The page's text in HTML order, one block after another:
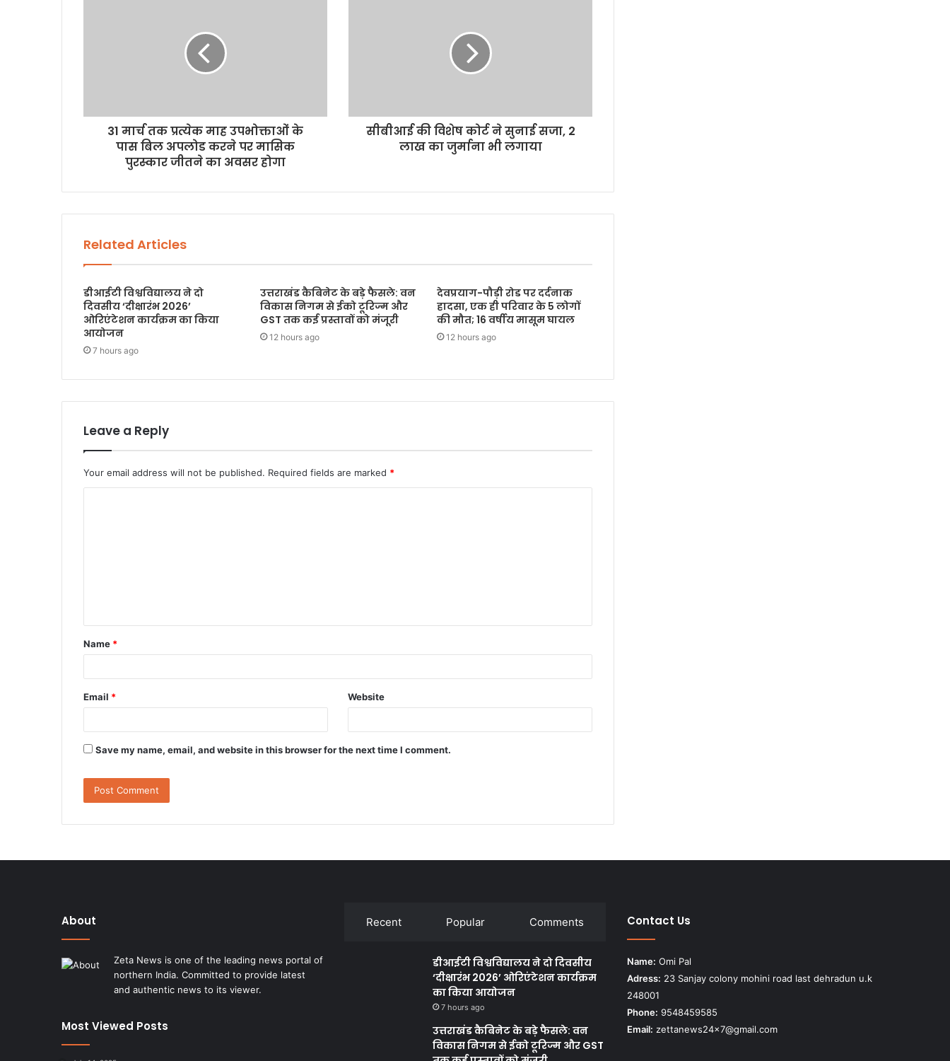
31 मार्च तक प्रत्येक माह उपभोक्ताओं के
पास बिल अपलोड करने पर मासिक
पुरस्कार जीतने का अवसर होगा
सीबीआई की विशेष कोर्ट ने सुनाई सजा, 2
लाख का जुर्माना भी लगाया
Related Articles
डीआईटी विश्वविद्यालय ने दो
दिवसीय ‘दीक्षारंभ 2026’
ओरिएंटेशन कार्यक्रम का किया
आयोजन
7 hours ago
उत्तराखंड कैबिनेट के बड़े फैसले: वन
विकास निगम से ईको टूरिज्म और
GST तक कई प्रस्तावों को मंजूरी
12 hours ago
देवप्रयाग-पौड़ी रोड पर दर्दनाक
हादसा, एक ही परिवार के 5 लोगों
की मौत; 16 वर्षीय मासूम घायल
12 hours ago
Leave a Reply
Your email address will not be published. Required fields are marked *
t
*
Name *
Email * Website
Save my name, email, and website in this browser for the next time I comment.
About
Zeta News is one of the leading news portal of
northern India. Committed to provide latest
and authentic news to its viewer.
Most Viewed Posts
Recent Popular Comments
डीआईटी विश्वविद्यालय ने दो दिवसीय
‘दीक्षारंभ 2026’ ओरिएंटेशन कार्यक्रम
का किया आयोजन
7 hours ago
उत्तराखंड कैबिनेट के बड़े फैसले: वन
विकास निगम से ईको टूरिज्म और GST
Contact Us
Name: Omi Pal
Adress: 23 Sanjay colony mohini road last dehradun u.k
248001
Phone: 9548459585
Email: zettanews24x7@gmail.com